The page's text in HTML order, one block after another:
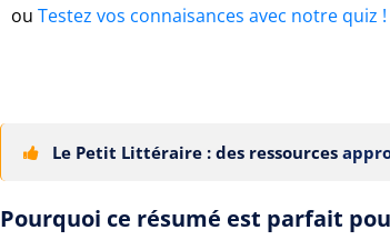
ou Testez vos connaisances avec notre quiz !
Le Petit Littéraire : des ressources
Pourquoi ce résumé est parfait